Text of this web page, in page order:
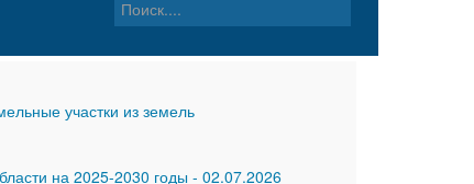
участки из земель
на 2025-2030 годы - 02.07.2026